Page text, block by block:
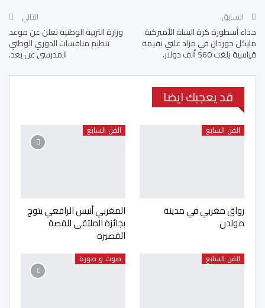
السابق
حذاء أسطورة كرة السلة الأميركية
مايكل جوردان في مزاد علني بقيمة
قياسية بلغت 560 ألف دولار.
التالي
وزارة التربية الوطنية تعلن عن موعد
تنظيم منافسات الدوري الوطني
المدرسي عن بعد.
قد يعجبك ايضا
الفن السابع
رواق مغربي في مدينة
مولدن
الفن السابع
المغربي أنيس الرافعي يتوج
بجائزة الملتقى للقصة
القصيرة
الفن السابع صوت و صورة